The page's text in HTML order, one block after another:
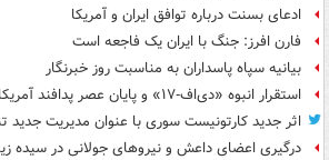
ادعای بسنت درباره توافق ایران و آمریکا
فارن افرز: جنگ با ایران یک فاجعه است
بیانیه سپاه پاسداران به مناسبت روز خبرنگار
استقرار انبوه «دی‌اف‑۱۷» و پایان عصر پدافند آمریکا +عکس
اثر جدید کارتونیست سوری با عنوان مدیریت جدید
درگیری اعضای داعش و نیروهای جولانی در سیده